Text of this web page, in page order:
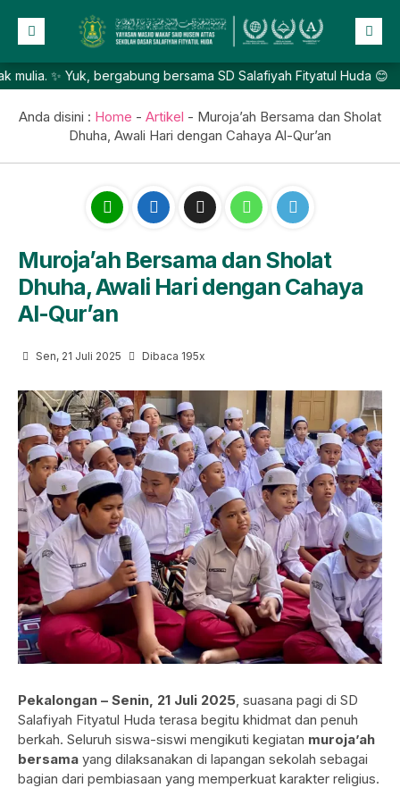
Beranda
Profil
NEW
Lainnya
bergabung bersama SD Salafiyah Fityatul Huda 😊
Anda disini : Home - Artikel - Muroja’ah Bersama dan Sholat
Dhuha, Awali Hari dengan Cahaya Al-Qur’an
Muroja’ah Bersama dan Sholat
Dhuha, Awali Hari dengan Cahaya
Al-Qur’an
Sen, 21 Juli 2025 Dibaca 195x
Pekalongan – Senin, 21 Juli 2025, suasana pagi di SD
Salafiyah Fityatul Huda terasa begitu khidmat dan penuh
berkah. Seluruh siswa-siswi mengikuti kegiatan muroja’ah
bersama yang dilaksanakan di lapangan sekolah sebagai
bagian dari pembiasaan yang memperkuat karakter religius.